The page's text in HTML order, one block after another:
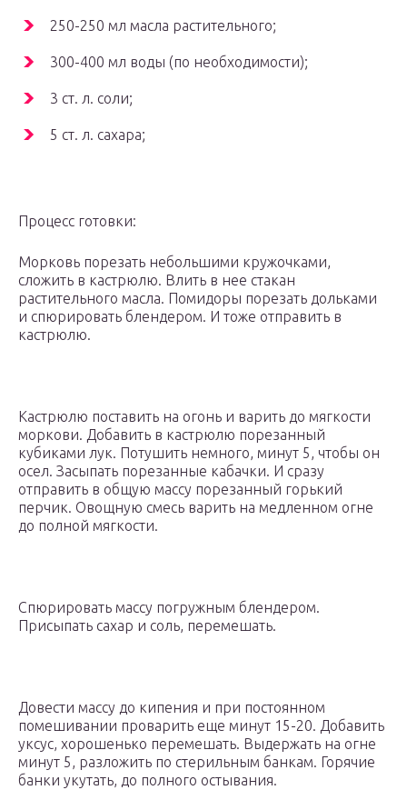
250-250 мл масла растительного;
300-400 мл воды (по необходимости);
3 ст. л. соли;
5 ст. л. сахара;
Процесс готовки:
Морковь порезать небольшими кружочками,
сложить в кастрюлю. Влить в нее стакан
растительного масла. Помидоры порезать дольками
и спюрировать блендером. И тоже отправить в
кастрюлю.
Кастрюлю поставить на огонь и варить до мягкости
моркови. Добавить в кастрюлю порезанный
кубиками лук. Потушить немного, минут 5, чтобы он
осел. Засыпать порезанные кабачки. И сразу
отправить в общую массу порезанный горький
перчик. Овощную смесь варить на медленном огне
до полной мягкости.
Спюрировать массу погружным блендером.
Присыпать сахар и соль, перемешать.
Довести массу до кипения и при постоянном
помешивании проварить еще минут 15-20. Добавить
уксус, хорошенько перемешать. Выдержать на огне
минут 5, разложить по стерильным банкам. Горячие
банки укутать, до полного остывания.